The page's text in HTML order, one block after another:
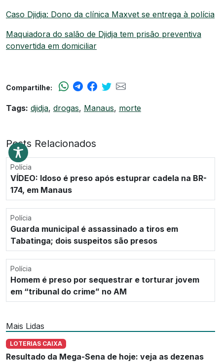
Caso Djidja: Dono da clínica Maxvet se entrega à polícia
Maquiadora do salão de Djidja tem prisão preventiva
convertida em domiciliar
Compartilhe:
Tags: djidja, drogas, Manaus, morte
Posts Relacionados
Polícia
VÍDEO: Idoso é preso após estuprar cadela na BR-
174, em Manaus
Polícia
Guarda municipal é assassinado a tiros em
Tabatinga; dois suspeitos são presos
Polícia
Homem é preso por sequestrar e torturar jovem
em “tribunal do crime” no AM
Mais Lidas
LOTERIAS CAIXA
Resultado da Mega-Sena de hoje: veja as dezenas